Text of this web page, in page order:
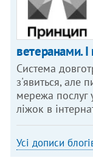
ветеранами. І
Система
з'явиться, але
мережа послуг
ліжок в
Усі дописи